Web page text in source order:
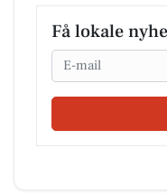
Få lokale
Email